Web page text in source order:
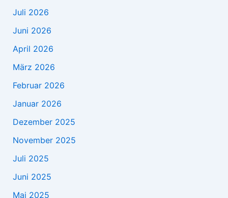
Juli 2026
Juni 2026
April 2026
März 2026
Februar 2026
Januar 2026
Dezember 2025
November 2025
Juli 2025
Juni 2025
Mai 2025